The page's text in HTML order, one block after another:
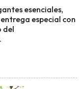
esenciales,
especial con
del